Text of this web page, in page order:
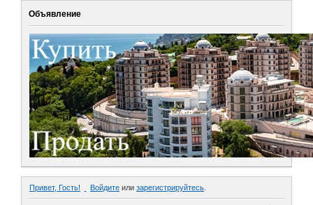
Объявление
Привет, Гость! Войдите или зарегистрируйтесь